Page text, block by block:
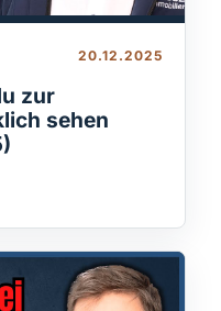
20.12.2025
zur
sehen